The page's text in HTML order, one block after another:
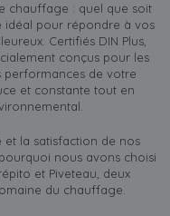
chauffage : quel que soit
idéal pour répondre à vos
Certifiés DIN Plus,
conçus pour les
performances de votre
et constante tout en
la satisfaction de nos
nous avons choisi
et Piveteau, deux
du chauffage.